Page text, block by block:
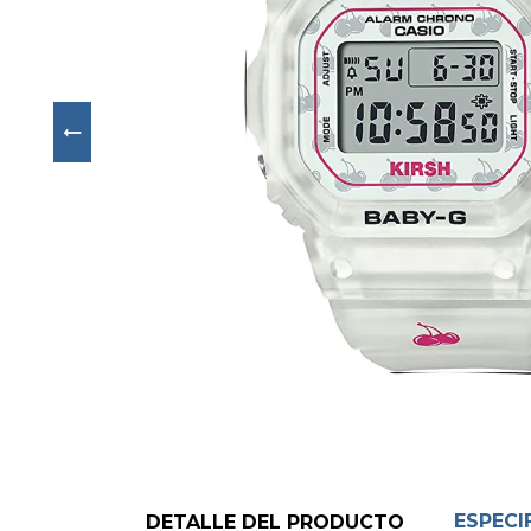
DETALLE DEL PRODUCTO